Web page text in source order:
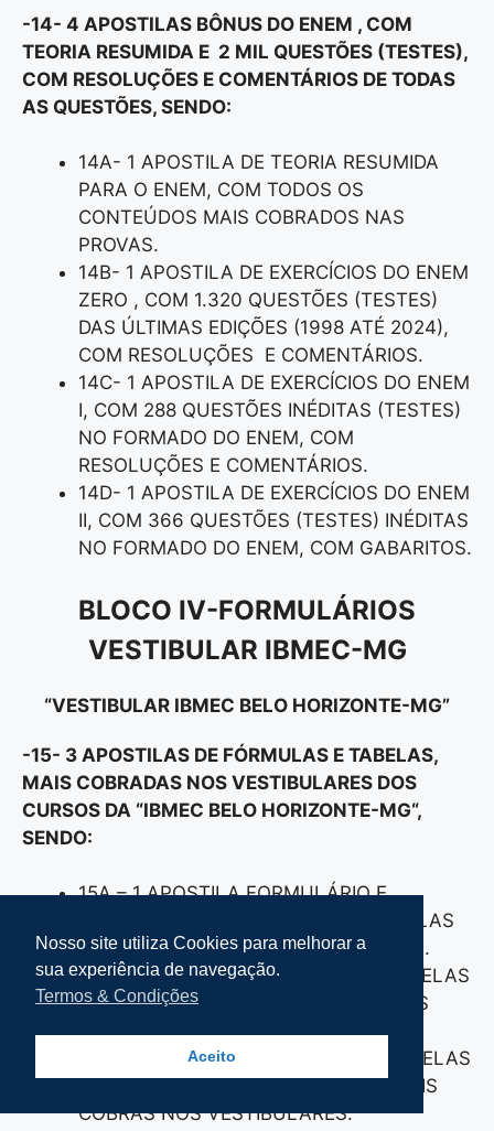
-14- 4 APOSTILAS BÔNUS DO ENEM , COM
TEORIA RESUMIDA E 2 MIL QUESTÕES (TESTES),
COM RESOLUÇÕES E COMENTÁRIOS DE TODAS
AS QUESTÕES, SENDO:
14A- 1 APOSTILA DE TEORIA RESUMIDA
PARA O ENEM, COM TODOS OS
CONTEÚDOS MAIS COBRADOS NAS
PROVAS.
14B- 1 APOSTILA DE EXERCÍCIOS DO ENEM
ZERO , COM 1.320 QUESTÕES (TESTES)
DAS ÚLTIMAS EDIÇÕES (1998 ATÉ 2024),
COM RESOLUÇÕES E COMENTÁRIOS.
14C- 1 APOSTILA DE EXERCÍCIOS DO ENEM
I, COM 288 QUESTÕES INÉDITAS (TESTES)
NO FORMADO DO ENEM, COM
RESOLUÇÕES E COMENTÁRIOS.
14D- 1 APOSTILA DE EXERCÍCIOS DO ENEM
II, COM 366 QUESTÕES (TESTES) INÉDITAS
NO FORMADO DO ENEM, COM GABARITOS.
BLOCO IV-FORMULÁRIOS
VESTIBULAR IBMEC-MG
“VESTIBULAR IBMEC BELO HORIZONTE-MG”
-15- 3 APOSTILAS DE FÓRMULAS E TABELAS,
MAIS COBRADAS NOS VESTIBULARES DOS
CURSOS DA “IBMEC BELO HORIZONTE-MG“,
SENDO:
15A – 1 APOSTILA FORMULÁRIO E
TABELAS DE FÍSICA, COM AS FÓRMULAS
MAIS COBRADAS NOS VESTIBULARES.
15B- 1 APOSTILA FORMULÁRIO E TABELAS
DE MATEMÁTICA, COM AS FÓRMULAS
MAIS COBRAS NOS VESTIBULARES.
15C- 1 APOSTILA FORMULÁRIO E TABELAS
DE QUÍMICA, COM AS FÓRMULAS MAIS
COBRAS NOS VESTIBULARES.
Nosso site utiliza Cookies para melhorar a
sua experiência de navegação.
Termos & Condições
Aceito